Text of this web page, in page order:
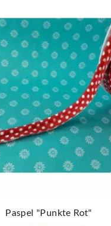
Paspel "Punkte Rot"